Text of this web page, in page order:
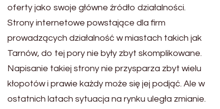
oferty jako swoje główne źródło działalności.
Strony internetowe powstające dla firm
prowadzących działalność w miastach takich jak
Tarnów, do tej pory nie były zbyt skomplikowane.
Napisanie takiej strony nie przysparza zbyt wielu
kłopotów i prawie każdy może się jej podjąć. Ale w
ostatnich latach sytuacja na rynku uległa zmianie.